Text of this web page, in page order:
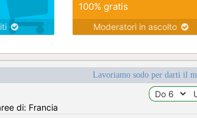
100% gratis
Moderatori in ascolto
Lavoriamo sodo per darti il
di: Francia